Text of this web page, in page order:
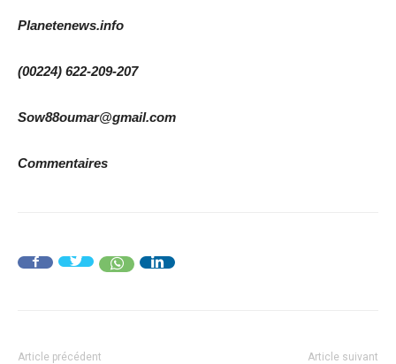
Planetenews.info
(00224) 622-209-207
Sow88oumar@gmail.com
Commentaires
Article précédent Article suivant